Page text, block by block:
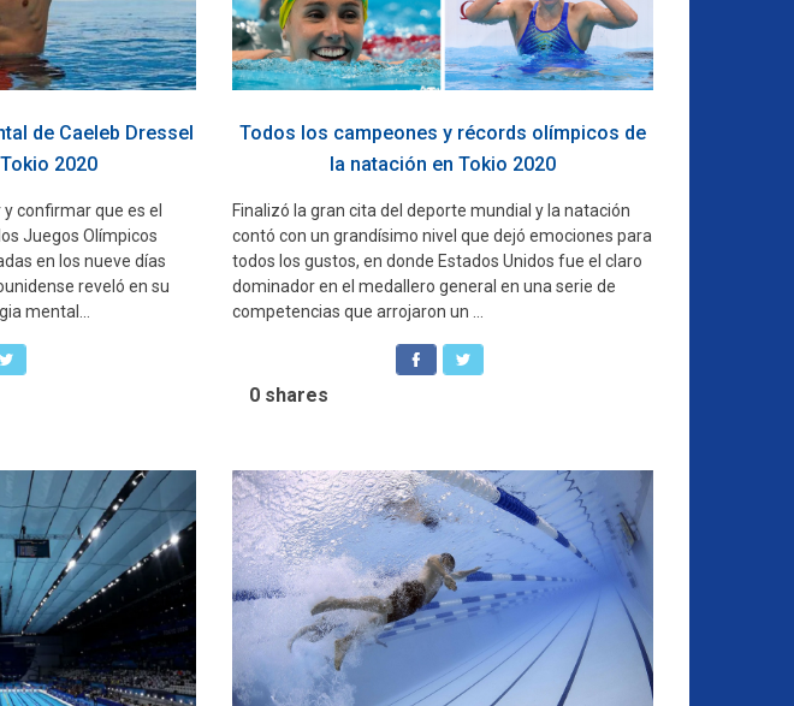
de Caeleb Dressel
2020
confirmar que es el
Juegos Olímpicos
en los nueve días
reveló en su
mental...
Todos los campeones y récords olímpicos de
la natación en Tokio 2020
Finalizó la gran cita del deporte mundial y la natación
contó con un grandísimo nivel que dejó emociones para
todos los gustos, en donde Estados Unidos fue el claro
dominador en el medallero general en una serie de
competencias que arrojaron un ...
0 shares